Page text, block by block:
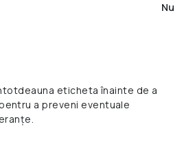
Nu
eticheta înainte de a
a preveni eventuale